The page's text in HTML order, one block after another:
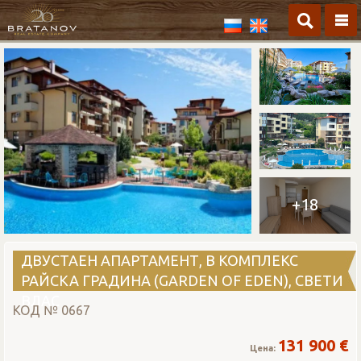
Начало/Южно крайбрежие/Апартамент с една спалня/Свети Влас
/
Двустаен апартамент, в комплекс Райска Градина (Garden Of Eden), Свети
Влас
+18
ДВУСТАЕН АПАРТАМЕНТ, В КОМПЛЕКС
РАЙСКА ГРАДИНА (GARDEN OF EDEN), СВЕТИ
КОД № 0667
Цена: 131 900 €